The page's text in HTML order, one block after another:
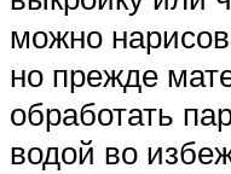
можно
но прежде
обработать
водой во